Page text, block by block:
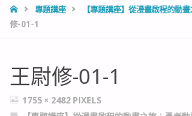
HOME專題講座 【專題講座】從漫畫啟程的動
修-01-1
王尉修-01-1
FULL1755 × 2482 PIXELS